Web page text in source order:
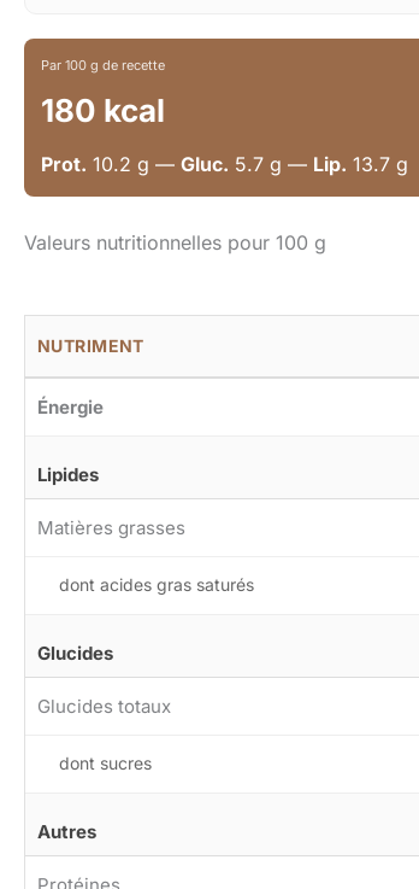
Par 100 g de recette
180 kcal
Prot. 10.2 g — Gluc. 5.7 g — Lip. 13.7 g
Valeurs nutritionnelles pour 100 g
NUTRIMENT
Énergie
Lipides
Matières grasses
dont acides gras saturés
Glucides
Glucides totaux
dont sucres
Autres